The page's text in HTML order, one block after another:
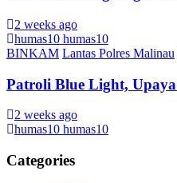
2 weeks ago
humas10 humas10
BINKAM Lantas Polres Malinau
Patroli Blue Light,
2 weeks ago
humas10 humas10
Categories